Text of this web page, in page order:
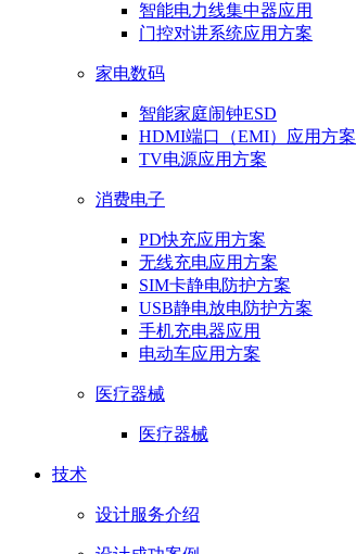
智能电力线集中器应用
门控对讲系统应用方案
家电数码
智能家庭闹钟ESD
HDMI端口（EMI）应用方案
TV电源应用方案
消费电子
PD快充应用方案
无线充电应用方案
SIM卡静电防护方案
USB静电放电防护方案
手机充电器应用
电动车应用方案
医疗器械
医疗器械
技术
设计服务介绍